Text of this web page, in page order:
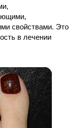
свойствами. Это
в лечении